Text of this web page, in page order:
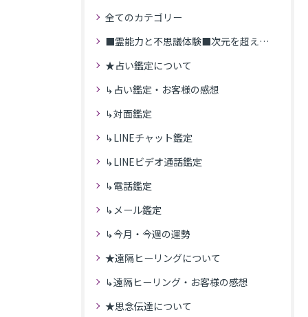
全てのカテゴリー
■霊能力と不思議体験■次元を超えた体験
★占い鑑定について
↳占い鑑定・お客様の感想
↳対面鑑定
↳LINEチャット鑑定
↳LINEビデオ通話鑑定
↳電話鑑定
↳メール鑑定
↳今月・今週の運勢
★遠隔ヒーリングについて
↳遠隔ヒーリング・お客様の感想
★思念伝達について